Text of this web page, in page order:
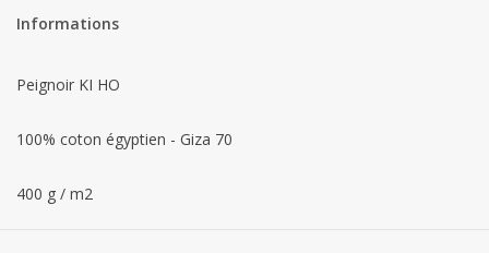
Informations
Peignoir KI HO
100% coton égyptien - Giza 70
400 g / m2